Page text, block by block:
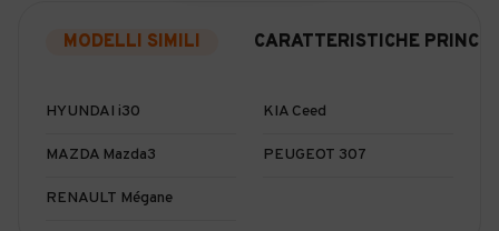
MODELLI SIMILI CARATTERISTICHE
HYUNDAI i30 KIA Ceed
MAZDA Mazda3 PEUGEOT 307
RENAULT Mégane